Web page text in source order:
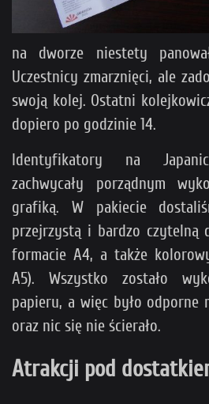
na dworze niestety
Uczestnicy zmarznięci, ale
swoją kolej. Ostatni
dopiero po godzinie 14.
Identyfikatory na
zachwycały porządnym
grafiką. W pakiecie
przejrzystą i bardzo czytelną
formacie A4, a także
A5). Wszystko zostało
papieru, a więc było odporne
oraz nic się nie ścierało.
Atrakcji pod